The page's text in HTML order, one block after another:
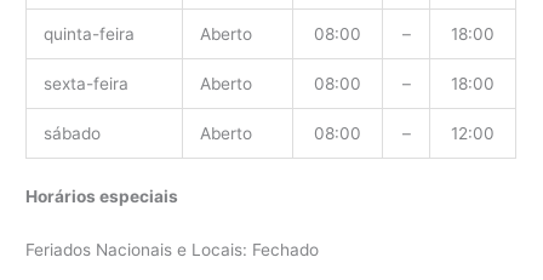
quinta-feira Aberto 08:00 – 18:00
sexta-feira Aberto 08:00 – 18:00
sábado Aberto 08:00 – 12:00
Horários especiais
Feriados Nacionais e Locais: Fechado